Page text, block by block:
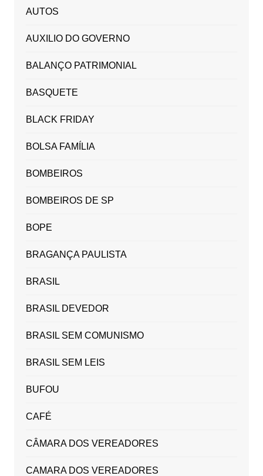
AUTOS
AUXILIO DO GOVERNO
BALANÇO PATRIMONIAL
BASQUETE
BLACK FRIDAY
BOLSA FAMÍLIA
BOMBEIROS
BOMBEIROS DE SP
BOPE
BRAGANÇA PAULISTA
BRASIL
BRASIL DEVEDOR
BRASIL SEM COMUNISMO
BRASIL SEM LEIS
BUFOU
CAFÉ
CÂMARA DOS VEREADORES
CAMARA DOS VEREADORES